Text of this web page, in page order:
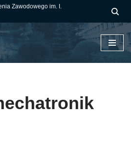
Zawodowego im. I.